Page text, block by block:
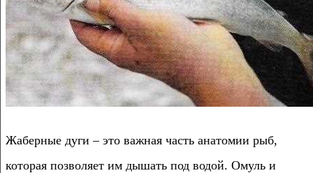
Жаберные дуги – это важная часть анатомии рыб,
которая позволяет им дышать под водой. Омуль и